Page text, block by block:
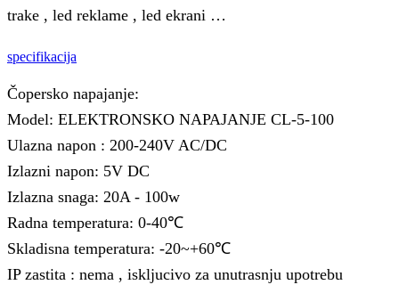
trake , led reklame , led ekrani …
specifikacija
Čopersko napajanje:
Model: ELEKTRONSKO NAPAJANJE CL-5-100
Ulazna napon : 200-240V AC/DC
Izlazni napon: 5V DC
Izlazna snaga: 20A - 100w
Radna temperatura: 0-40℃
Skladisna temperatura: -20~+60℃
IP zastita : nema , iskljucivo za unutrasnju upotrebu